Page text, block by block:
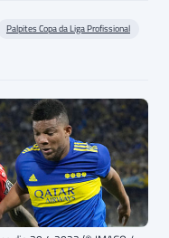
Palpites Copa da Liga Profissional